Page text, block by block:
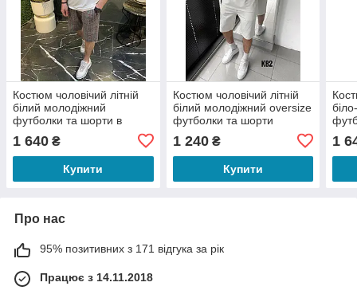
Костюм чоловічий літній
білий молодіжний
футболки та шорти в
1 640 ₴
Купити
Костюм чоловічий літній
білий молодіжний oversize
футболки та шорти
однотонний без написів
Player White
1 240₴
Купити
1
Про нас
95% позитивних з 171 відгука за рік
Працює з 14.11.2018